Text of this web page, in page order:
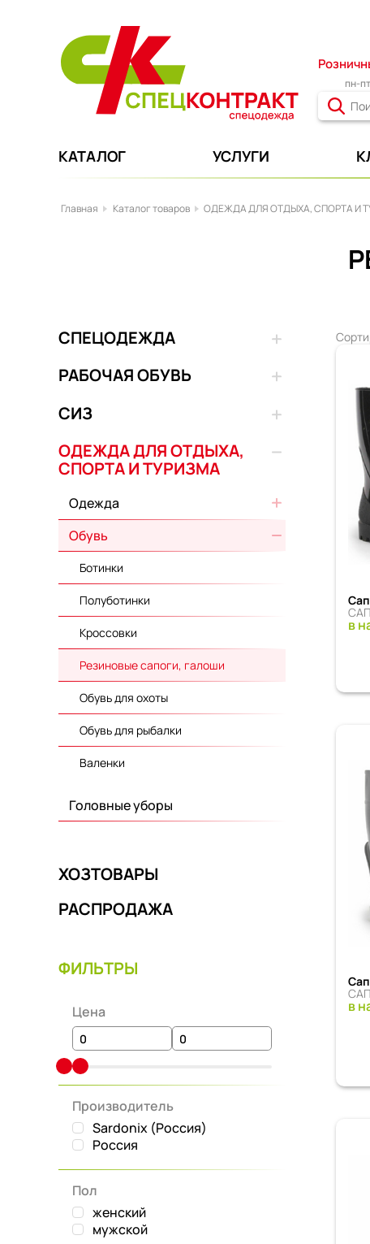
пн-
КАТАЛОГ УСЛУГИ
Главная Каталог товаров ОДЕЖДА ДЛЯ ОТДЫХА, СПОРТА И
СПЕЦОДЕЖДА
РАБОЧАЯ ОБУВЬ
СИЗ
ОДЕЖДА ДЛЯ ОТДЫХА,
СПОРТА И ТУРИЗМА
Одежда
Обувь
Ботинки
Полуботинки
Кроссовки
Резиновые сапоги, галоши
Обувь для охоты
Обувь для рыбалки
Валенки
Головные уборы
ХОЗТОВАРЫ
РАСПРОДАЖА
ФИЛЬТРЫ
Цена
Производитель
Sardonix (Россия)
Россия
Пол
женский
мужской
в
в